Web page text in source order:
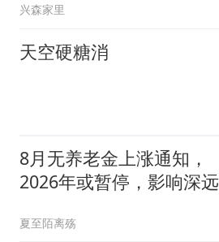
兴森家里
天空硬糖消
8月无养老金上涨通知，
2026年或暂停，影响深远
夏至陌离殇